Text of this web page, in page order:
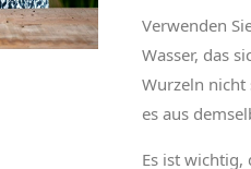
Verwenden
Wasser, das
Wurzeln nicht
es aus
Es ist wichtig,